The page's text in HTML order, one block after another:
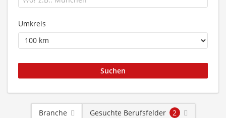
Umkreis
Branche Gesuchte Berufsfelder
2